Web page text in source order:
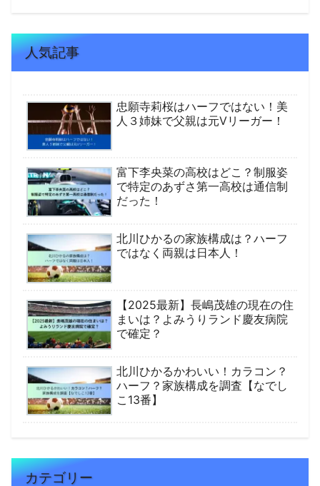
人気記事
忠願寺莉桜はハーフではない！美
人３姉妹で父親は元Vリーガー！
富下李央菜の高校はどこ？制服姿
で特定のあずさ第一高校は通信制
だった！
北川ひかるの家族構成は？ハーフ
ではなく両親は日本人！
【2025最新】長嶋茂雄の現在の住
まいは？よみうりランド慶友病院
で確定？
北川ひかるかわいい！カラコン？
ハーフ？家族構成を調査【なでし
こ13番】
カテゴリー